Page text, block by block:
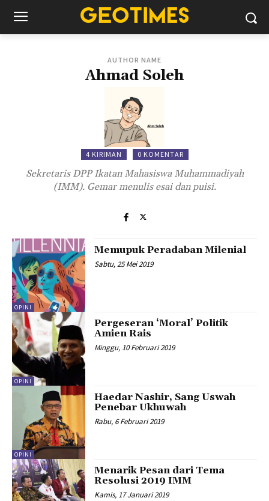
AUTHOR NAME
Ahmad Soleh
4 KIRIMAN 0 KOMENTAR
Sekretaris DPP Ikatan Mahasiswa Muhammadiyah
(IMM). Gemar menulis esai dan puisi.
OPINI
Memupuk Peradaban Milenial
Sabtu, 25 Mei 2019
OPINI
Pergeseran ‘Moral’ Politik
Amien Rais
Minggu, 10 Februari 2019
OPINI
Haedar Nashir, Sang Uswah
Penebar Ukhuwah
Rabu, 6 Februari 2019
Menarik Pesan dari Tema
Resolusi 2019 IMM
Kamis, 17 Januari 2019